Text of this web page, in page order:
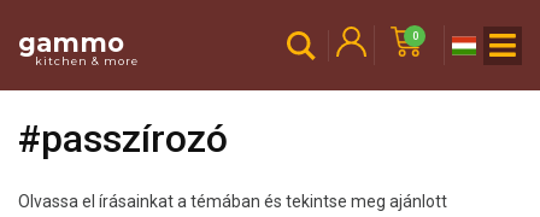
gammo
kitchen & more
0
#passzírozó
Olvassa el írásainkat a témában és tekintse meg ajánlott